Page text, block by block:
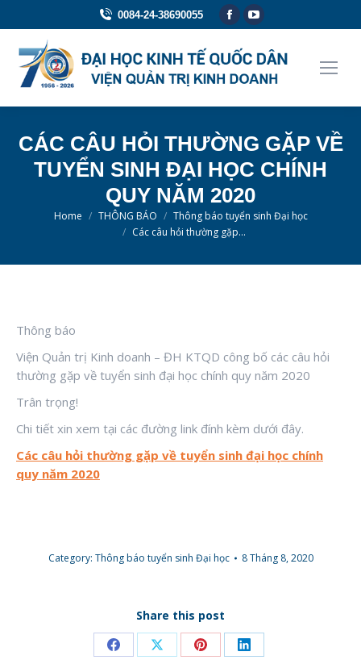
0084-24-38690055
Facebook
opens
in
YouTube
opens
in
CÁC CÂU HỎI THƯỜNG GẶP VỀ
TUYỂN SINH ĐẠI HỌC CHÍNH
QUY NĂM 2020
You are here:
Home THÔNG BÁO
Thông báo tuyển sinh Đại học
Các câu hỏi thường gặp…
Thông báo
Viện Quản trị Kinh doanh – ĐH KTQD công bố các câu hỏi
thường gặp về tuyển sinh đại học chính quy năm 2020
Trân trọng!
Chi tiết xin xem tại các đường link đính kèm dưới đây.
Các câu hỏi thường gặp về tuyển sinh đại học chính
quy năm 2020
Category: Thông báo tuyển sinh Đại học 8 Tháng 8, 2020
Share this post
Share Share Share Share